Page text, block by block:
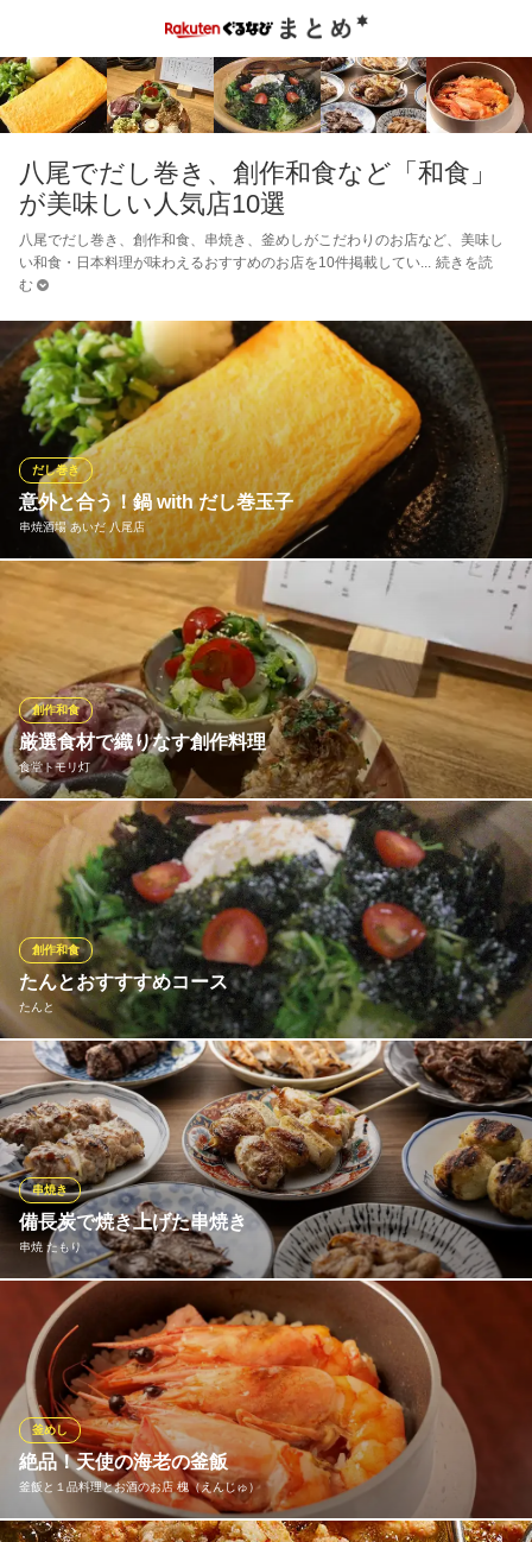
八尾でだし巻き、創作和食など「和食」
が美味しい人気店10選
八尾でだし巻き、創作和食、串焼き、釜めしがこだわりのお店など、美味し
い和食・日本料理が味わえるおすすめのお店を10件掲載してい
続きを読
む
意外と合う！鍋 with だし巻玉子
串焼酒場 あいだ 八尾店
だし巻き
箸でつまめるぐらいの弾力！黄身のしっかりした新鮮な玉子を使
用☆コクがすごいと評判の当店自慢のだし巻です！これ、実は鍋
に投入しても旨いんです…！あなたの舌で確かめてみませんか？
串焼酒場 あいだ 八尾店
焼鳥居酒屋
近鉄大阪線近鉄八尾駅東口 徒歩3分
大阪府八尾市東本町3-9-36
厳選食材で織りなす創作料理
食堂トモリ灯
創作和食
和食と洋食の良さを掛け合わせた、店主自慢のオリジナル創作料
理をご提供いたします。確かな目利きで仕入れる新鮮な食材を使
用し、素材本来の旨味を最大限に引き出した優しい味わいが特徴
です。その日一番のおすすめ食材を使った「店主の気まぐれメニ
ュー」など、訪れるたびに新しい美味しさに出会えるのが魅力で
す。
食堂トモリ灯
創作和食居酒屋
近鉄大阪線近鉄八尾駅 徒歩7分
大阪府八尾市光町1-2-180 ペントモール八尾
たんとおすすすめコース
たんと
創作和食
飲み放題付たんとコース４５００円→４０００円 たんと贅
沢コース５５００円→５０００円
たんと
和風居酒屋
ＪＲ八尾駅 徒歩3分
大阪府八尾市陽光園2-5-22
備長炭で焼き上げた串焼き
串焼 たもり
串焼き
備長炭でじっくりと丁寧に焼き上げることで、外は香ばしく、中
はジューシーに。鶏、豚、牛、野菜まで、素材の旨みを最大限に
引き出した自慢の串焼きをご提供します。定番の部位はもちろ
ん、希少部位も数量限定でご用意。焼き加減にもこだわり、最高
の状態でお届けします。
串焼 たもり
串焼き居酒屋
ＪＲ大和路線八尾駅 徒歩3分
絶品！天使の海老の釜飯
釜飯と１品料理とお酒のお店 槐（えんじゅ）
釜めし